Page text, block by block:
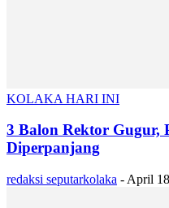
KOLAKA HARI INI
3 Balon Rektor Gugur,
Diperpanjang
redaksi seputarkolaka - April